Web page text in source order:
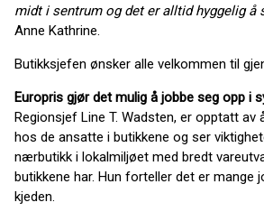
midt i sentrum og det er alltid hyggelig å
Anne Kathrine.
Butikksjefen ønsker alle velkommen til
Europris gjør det mulig å jobbe seg opp i
Regionsjef Line T. Wadsten, er opptatt av
hos de ansatte i butikkene og ser
nærbutikk i lokalmiljøet med bredt
butikkene har. Hun forteller det er mange
kjeden.